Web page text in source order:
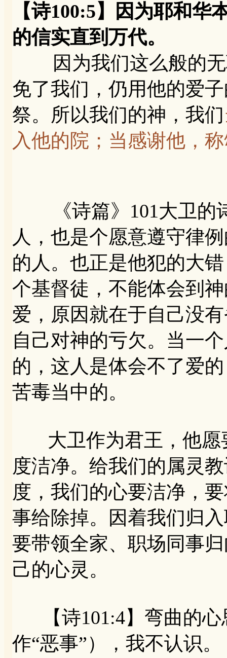
【诗100:5】因为耶和
的信实直到万代。
因为我们这么般的无
免了我们，仍用他的爱
祭。所以我们的神，我们
入他的院；当感谢他，
《诗篇》101大卫的
人，也是个愿意遵守律
的人。也正是他犯的大
个基督徒，不能体会到
爱，原因就在于自己没
自己对神的亏欠。当一
的，这人是体会不了爱
苦毒当中的。
大卫作为君王，他愿
度洁净。给我们的属灵
度，我们的心要洁净，
事给除掉。因着我们归
要带领全家、职场同事
己的心灵。
【诗101:4】弯曲的心
作“恶事”），我不认识。